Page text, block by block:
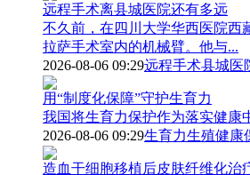
远程手术离县城医院还有多远
不久前，在四川大学华西医院西
拉萨手术室内的机械臂。他与...
2026-08-06 09:29远程手术县城医
用“制度化保障”守护生育力
我国将生育力保护作为落实健康
2026-08-06 09:29生育力生殖健康
造血干细胞移植后皮肤纤维化治